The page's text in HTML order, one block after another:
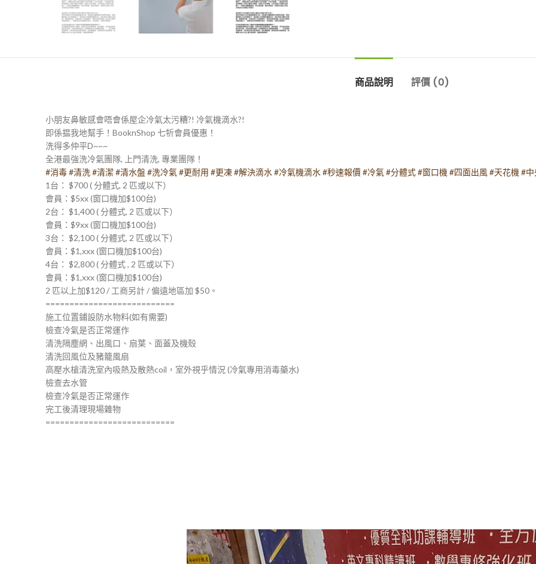
商品說明 評價 (0)
小朋友鼻敏感會唔會係屋企冷氣太污糟?! 冷氣機滴水?!
即係揾我地幫手！BooknShop 七㸫會員優惠！
洗得多仲平D~~~
全港最強洗冷氣團隊, 上門清洗, 專業團隊！
#消毒#清洗#清潔 #清水盤#洗冷氣 #更耐用 #更凍#解決滴水 #冷氣機滴水 #秒速報價#冷氣 #分體式#窗口機#四面出風 #天花機#中
1台： $700 ( 分體式, 2 匹或以下）
會員：$5xx (窗口機加$100台)
2台： $1,400 ( 分體式, 2 匹或以下）
會員：$9xx (窗口機加$100台)
3台： $2,100 ( 分體式, 2 匹或以下）
會員：$1,xxx (窗口機加$100台)
4台： $2,800 ( 分體式 , 2 匹或以下）
會員：$1,xxx (窗口機加$100台)
2 匹以上加$120 / 工商另計 / 偏遠地區加 $50。
===========================
施工位置鋪設防水物料(如有需要)
檢查冷氣是否正常運作
清洗隔塵網、出風口、扇葉、面蓋及機殼
清洗回風位及豬籠風扇
高壓水槍清洗室內吸熱及散熱coil，室外視乎情況 (冷氣專用消毒藥水)
檢查去水管
檢查冷氣是否正常運作
完工後清理現場雜物
===========================